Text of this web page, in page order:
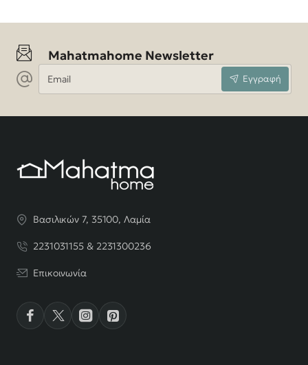
Mahatmahome Newsletter
Email
Εγγραφή
Βασιλικών 7, 35100, Λαμία
2231031155 & 2231300236
Επικοινωνία